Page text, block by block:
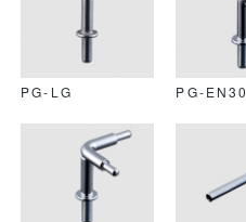
PG-LG PG-EN30